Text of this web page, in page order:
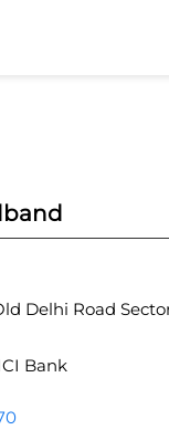
Delhi Road
Bank